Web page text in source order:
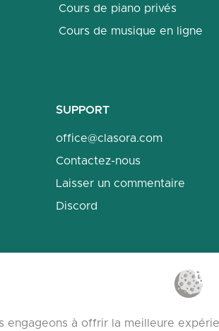
Cours de piano privés
Cours de musique en ligne
SUPPORT
office@clasora.com
Contactez-nous
Laisser un commentaire
Discord
à offrir la meilleure